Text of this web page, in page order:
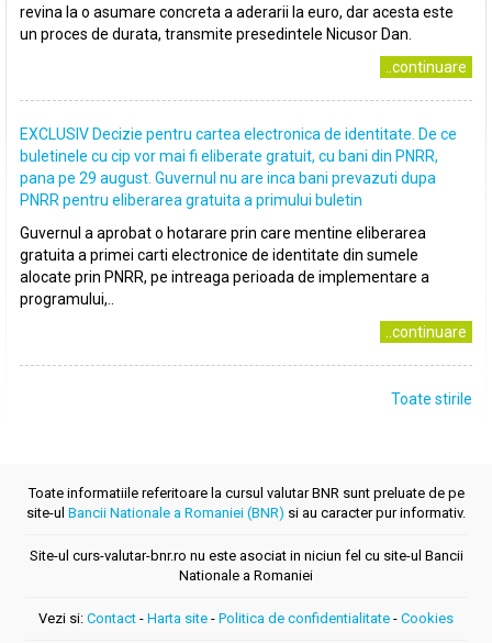
revina la o asumare concreta a aderarii la euro, dar acesta este
un proces de durata, transmite presedintele Nicusor Dan.
..continuare
EXCLUSIV Decizie pentru cartea electronica de identitate. De ce
buletinele cu cip vor mai fi eliberate gratuit, cu bani din PNRR,
pana pe 29 august. Guvernul nu are inca bani prevazuti dupa
PNRR pentru eliberarea gratuita a primului buletin
Guvernul a aprobat o hotarare prin care mentine eliberarea
gratuita a primei carti electronice de identitate din sumele
alocate prin PNRR, pe intreaga perioada de implementare a
programului,..
..continuare
Toate stirile
Toate informatiile referitoare la cursul valutar BNR sunt preluate de pe
site-ul Bancii Nationale a Romaniei (BNR) si au caracter pur informativ.
Site-ul curs-valutar-bnr.ro nu este asociat in niciun fel cu site-ul Bancii
Nationale a Romaniei
Vezi si: Contact - Harta site - Politica de confidentialitate - Cookies